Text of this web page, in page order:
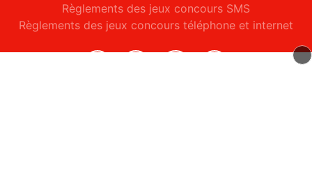
Règlements des jeux concours SMS
Règlements des jeux concours téléphone et internet